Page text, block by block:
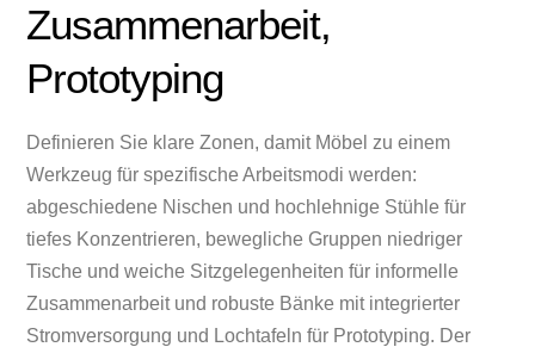
Zusammenarbeit,
Prototyping
Definieren Sie klare Zonen, damit Möbel zu einem
Werkzeug für spezifische Arbeitsmodi werden:
abgeschiedene Nischen und hochlehnige Stühle für
tiefes Konzentrieren, bewegliche Gruppen niedriger
Tische und weiche Sitzgelegenheiten für informelle
Zusammenarbeit und robuste Bänke mit integrierter
Stromversorgung und Lochtafeln für Prototyping. Der